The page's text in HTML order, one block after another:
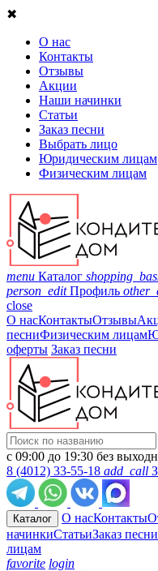
✖
О нас
Контакты
Отзывы
Акции
Наши начинки
Статьи
Заказ песни
Выбрать лицо
Юридическим лицам
Физическим лицам
menu Каталог
person_edit Профиль
close
О насКонтактыОтзывы
песниФизическим лицам
оферты Заказ песни
с 09:00 до 19:30 без
8 (4012) 33-55-18 add_call
Каталог О насКонтакты
начинкиСтатьиЗаказ песни
лицам
favorite login